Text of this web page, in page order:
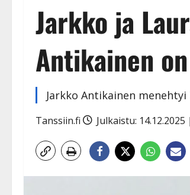
Jarkko ja
Antikainen
Jarkko Antikainen
Tanssiin.fi Julkaistu: